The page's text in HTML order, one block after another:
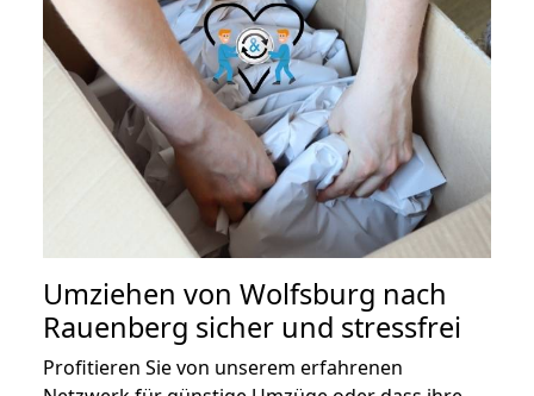
Umziehen von Wolfsburg nach
Rauenberg sicher und stressfrei
Profitieren Sie von unserem erfahrenen